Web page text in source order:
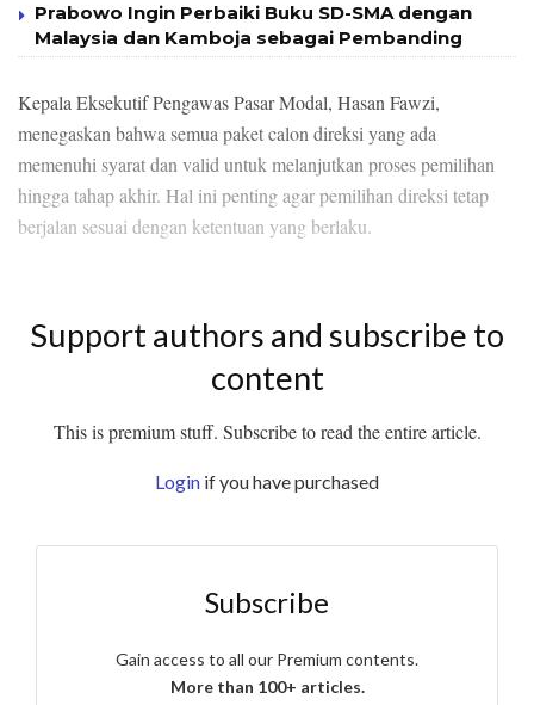
Prabowo Ingin Perbaiki Buku SD-SMA dengan
Malaysia dan Kamboja sebagai Pembanding
Kepala Eksekutif Pengawas Pasar Modal, Hasan Fawzi,
menegaskan bahwa semua paket calon direksi yang ada
memenuhi syarat dan valid untuk melanjutkan proses pemilihan
hingga tahap akhir. Hal ini penting agar pemilihan direksi tetap
berjalan sesuai dengan ketentuan yang berlaku.
Support authors and subscribe to
content
This is premium stuff. Subscribe to read the entire article.
Login if you have purchased
Subscribe
Gain access to all our Premium contents.
More than 100+ articles.